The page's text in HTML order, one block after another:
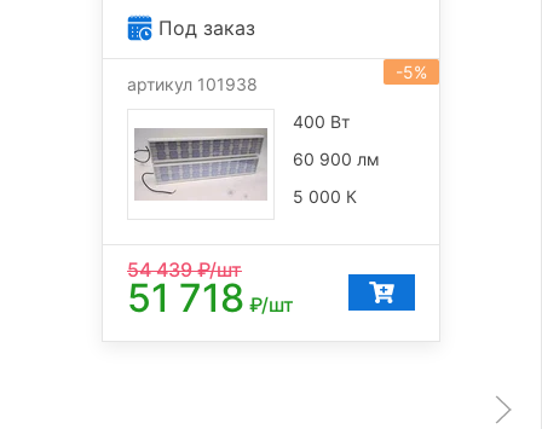
Под заказ
-5%
артикул 101938
400 Вт
60 900 лм
5 000 К
54 439₽/шт
51 718 ₽/шт